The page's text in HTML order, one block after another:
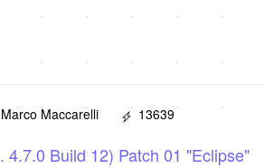
Marco Maccarelli 13639
Build 12) Patch 01 "Eclipse"